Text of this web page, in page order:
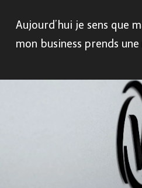
Aujourd’hui je sens que
mon business prends